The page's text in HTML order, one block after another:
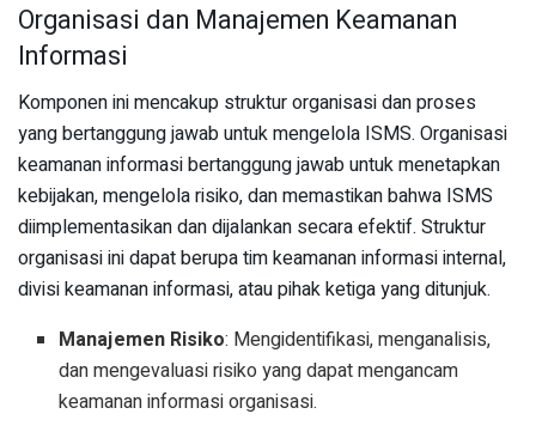
Organisasi dan Manajemen Keamanan
Informasi
Komponen ini mencakup struktur organisasi dan proses
yang bertanggung jawab untuk mengelola ISMS. Organisasi
keamanan informasi bertanggung jawab untuk menetapkan
kebijakan, mengelola risiko, dan memastikan bahwa ISMS
diimplementasikan dan dijalankan secara efektif. Struktur
organisasi ini dapat berupa tim keamanan informasi internal,
divisi keamanan informasi, atau pihak ketiga yang ditunjuk.
Manajemen Risiko: Mengidentifikasi, menganalisis,
dan mengevaluasi risiko yang dapat mengancam
keamanan informasi organisasi.